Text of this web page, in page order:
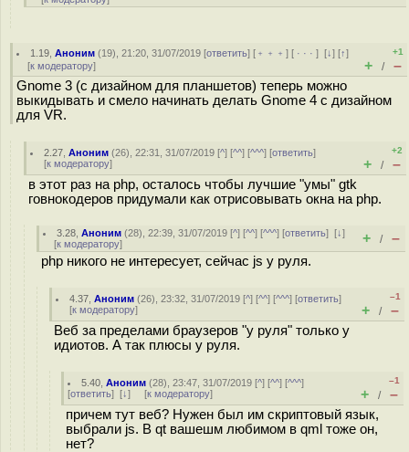
1.19 ,Аноним (19), 21:20, 31/07/2019 [ответить] [ ﹢﹢﹢] [ · · ·][↓] [↑]
[к модератору]
+1
+ / –
Gnome 3 (с дизайном для планшетов) теперь можно
выкидывать и смело начинать делать Gnome 4 c дизайном
для VR.
2.27 ,Аноним (26), 22:31, 31/07/2019 [^] [^^] [^^^] [ответить]
[к модератору]
+2
+ / –
в этот раз на php, осталось чтобы лучшие "умы" gtk
говнокодеров придумали как отрисовывать окна на php.
3.28 ,Аноним (28), 22:39, 31/07/2019 [^] [^^] [^^^] [ответить][↓]
[к модератору] + / –
php никого не интересует, сейчас js у руля.
4.37 ,Аноним (26), 23:32, 31/07/2019 [^] [^^] [^^^] [ответить]
[к модератору]
–1
+ / –
Веб за пределами браузеров "у руля" только у
идиотов. А так плюсы у руля.
5.40 ,Аноним (28), 23:47, 31/07/2019 [^] [^^] [^^^]
[ответить] [↓] [к модератору]
–1
+ / –
причем тут веб? Нужен был им скриптовый язык,
выбрали js. В qt вашешм любимом в qml тоже он,
нет?